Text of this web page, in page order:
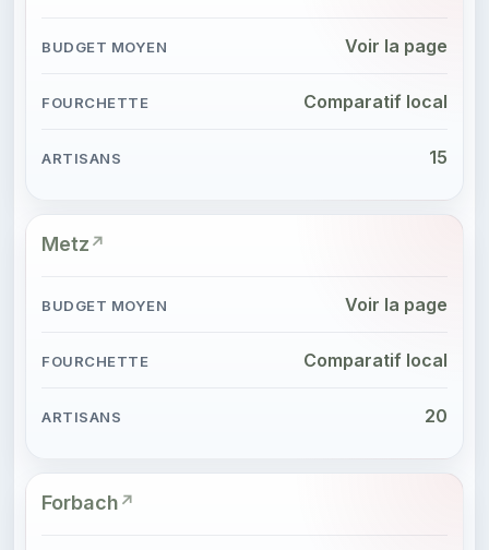
Voir la page
Comparatif local
15
Metz
Voir la page
Comparatif local
20
Forbach